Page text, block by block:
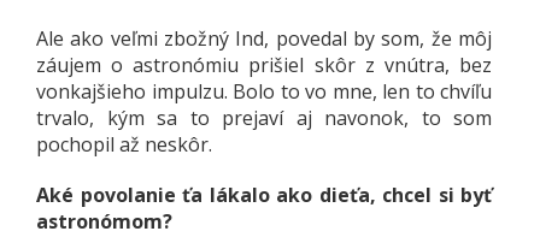
Ale ako veľmi zbožný Ind, povedal by som, že môj
záujem o astronómiu prišiel skôr z vnútra, bez
vonkajšieho impulzu. Bolo to vo mne, len to chvíľu
trvalo, kým sa to prejaví aj navonok, to som
pochopil až neskôr.
Aké povolanie ťa lákalo ako dieťa, chcel si byť
astronómom?